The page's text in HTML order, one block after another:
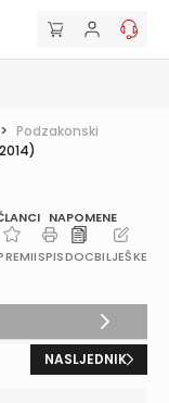
> Podzakonski
NAPOMENE
ISPISDOCBILJEŠKE
NASLJEDNIK